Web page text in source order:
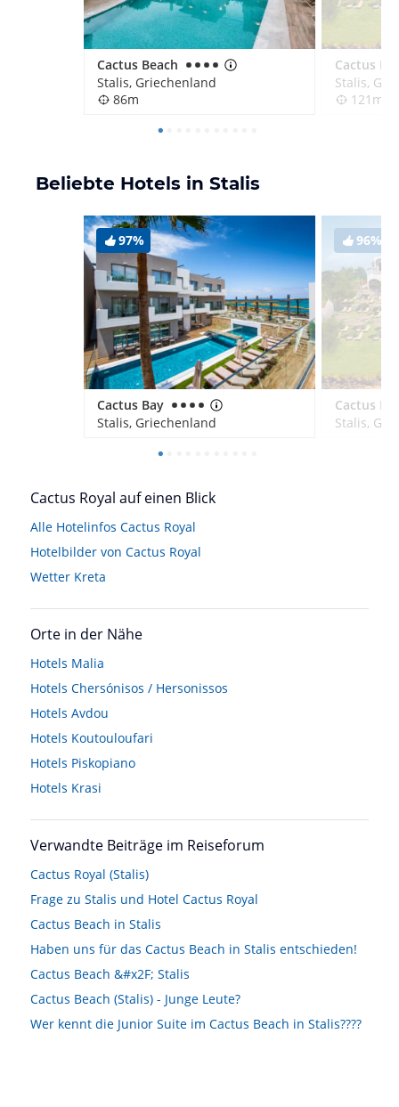
Cactus Beach
Stalis, Griechenland
86m
Stalis,
121m
Beliebte Hotels in Stalis
97%
Cactus Bay
Stalis, Griechenland
96%
Stalis,
Cactus Royal auf einen Blick
Alle Hotelinfos Cactus Royal
Hotelbilder von Cactus Royal
Wetter Kreta
Orte in der Nähe
Hotels Malia
Hotels Chersónisos / Hersonissos
Hotels Avdou
Hotels Koutouloufari
Hotels Piskopiano
Hotels Krasi
Verwandte Beiträge im Reiseforum
Cactus Royal (Stalis)
Frage zu Stalis und Hotel Cactus Royal
Cactus Beach in Stalis
Haben uns für das Cactus Beach in Stalis entschieden!
Cactus Beach &#x2F; Stalis
Cactus Beach (Stalis) - Junge Leute?
Wer kennt die Junior Suite im Cactus Beach in Stalis????